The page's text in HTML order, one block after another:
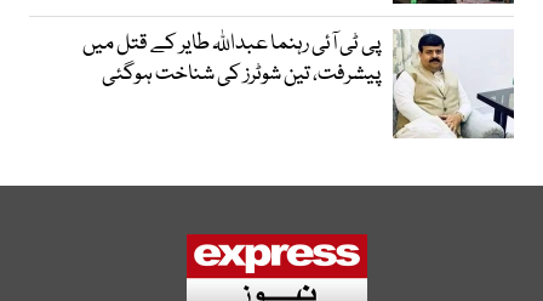
پی ٹی آئی رہنما عبداللہ طایر کے قتل میں
پیشرفت، تین شوٹرز کی شناخت ہوگئی